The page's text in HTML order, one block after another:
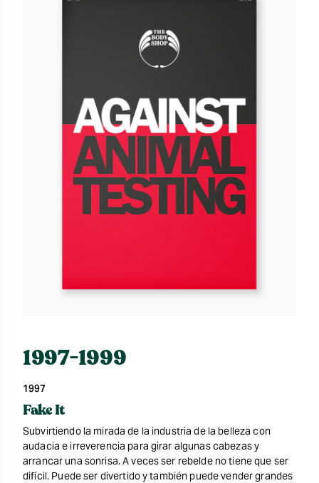
1997-1999
1997
Fake It
Subvirtiendo la mirada de la industria de la belleza con
audacia e irreverencia para girar algunas cabezas y
arrancar una sonrisa. A veces ser rebelde no tiene que ser
difícil. Puede ser divertido y también puede vender grandes